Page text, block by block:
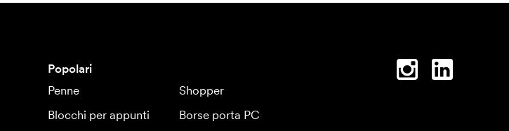
Popolari
Penne
Shopper
Blocchi per appunti
Borse porta PC